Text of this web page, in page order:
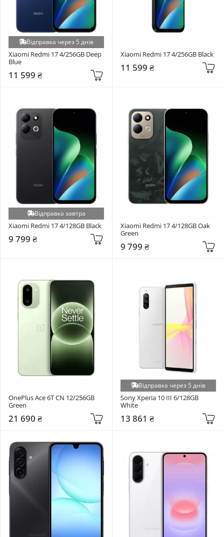
Відправка через 5 днів
Xiaomi Redmi 17 4/256GB Deep
Blue
11 599 ₴
Xiaomi Redmi 17 4/256GB Black
11 599 ₴
Відправка завтра
Xiaomi Redmi 17 4/128GB Black
9 799 ₴
Xiaomi Redmi 17 4/128GB Oak
Green
9 799 ₴
OnePlus Ace 6T CN 12/256GB
Green
21 690 ₴
Відправка через 5 днів
Sony Xperia 10 III 6/128GB
White
13 861 ₴